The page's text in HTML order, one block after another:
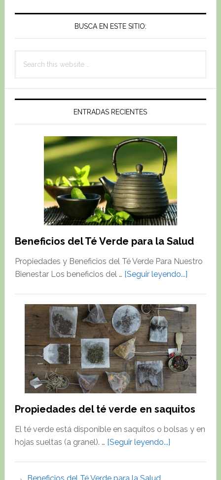
Primary
BUSCA EN ESTE SITIO:
this
ENTRADAS RECIENTES
Beneficios del Té Verde para la Salud
Propiedades y Beneficios del Té Verde Para Nuestro
Bienestar Los beneficios del … [Seguir leyendo...]about
Té
Verde
para
la
Salud
Propiedades del té verde en saquitos
El té verde está disponible en saquitos o bolsas y en
hojas sueltas (a granel). … [Seguir leyendo...]about